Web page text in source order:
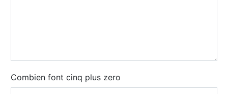
Combien font cinq plus zero